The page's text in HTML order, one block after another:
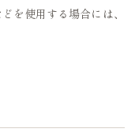
を使用する場合には、